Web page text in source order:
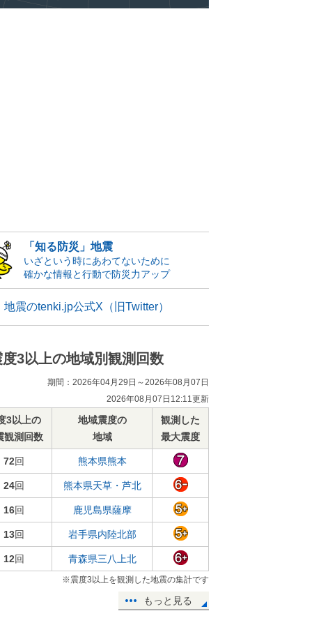
「知る防災」地震
いざという時にあわてないために
確かな情報と行動で防災力アップ
地震のtenki.jp公式X（旧Twitter）
度3以上の地域別観測回数
期間：2026年04月29日～2026年08月07日
2026年08月07日12:11更新
3以上の
観測回数
地域震度の
地域
観測した
最大震度
72回 熊本県熊本
24回 熊本県天草・芦北
16回 鹿児島県薩摩
13回 岩手県内陸北部
12回 青森県三八上北
※震度3以上を観測した地震の集計です
もっと見る